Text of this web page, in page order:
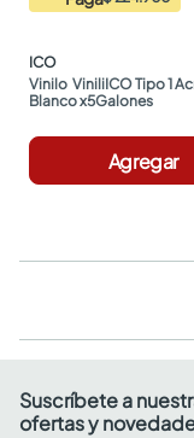
ICO
Vinilo  ViniliICO Tipo 1
Blanco x5Galones
Agregar
Suscríbete a
ofertas y